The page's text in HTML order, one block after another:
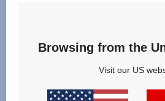
ERGEBNISSE
Browsing from the
Visit our US